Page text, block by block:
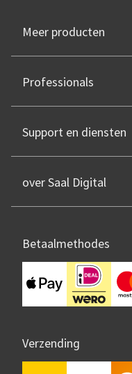
Meer producten
Professionals
Support en diensten
over Saal Digital
Betaalmethodes
Verzending